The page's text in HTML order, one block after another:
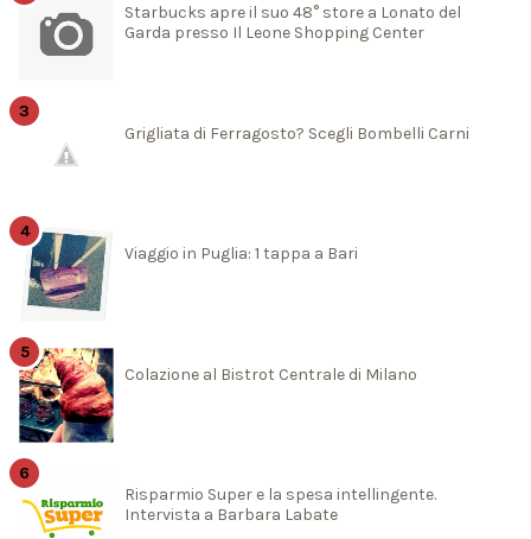
Starbucks apre il suo 48° store a Lonato del
Garda presso Il Leone Shopping Center
Grigliata di Ferragosto? Scegli Bombelli Carni
Viaggio in Puglia: 1 tappa a Bari
Colazione al Bistrot Centrale di Milano
Risparmio Super e la spesa intellingente.
Intervista a Barbara Labate